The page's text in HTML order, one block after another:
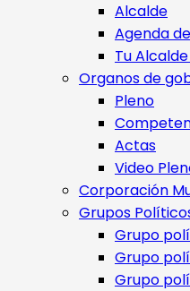
Alcalde
Agenda
Tu
Organos de
Pleno
Actas
Video
Corporación
Grupos
Grupo
Grupo
Grupo